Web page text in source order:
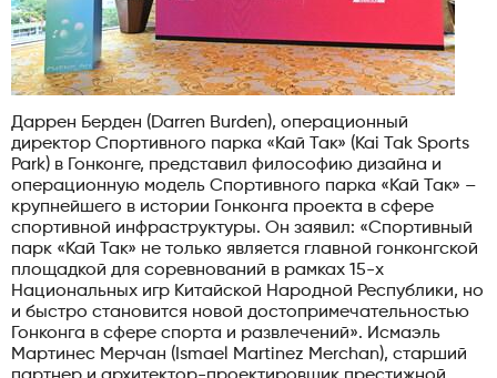
Даррен Берден (Darren Burden), операционный
директор Спортивного парка «Кай Так» (Kai Tak Sports
Park) в Гонконге, представил философию дизайна и
операционную модель Спортивного парка «Кай Так» –
крупнейшего в истории Гонконга проекта в сфере
спортивной инфраструктуры. Он заявил: «Спортивный
парк «Кай Так» не только является главной гонконгской
площадкой для соревнований в рамках 15-х
Национальных игр Китайской Народной Республики, но
и быстро становится новой достопримечательностью
Гонконга в сфере спорта и развлечений». Исмаэль
Мартинес Мерчан (Ismael Martinez Merchan), старший